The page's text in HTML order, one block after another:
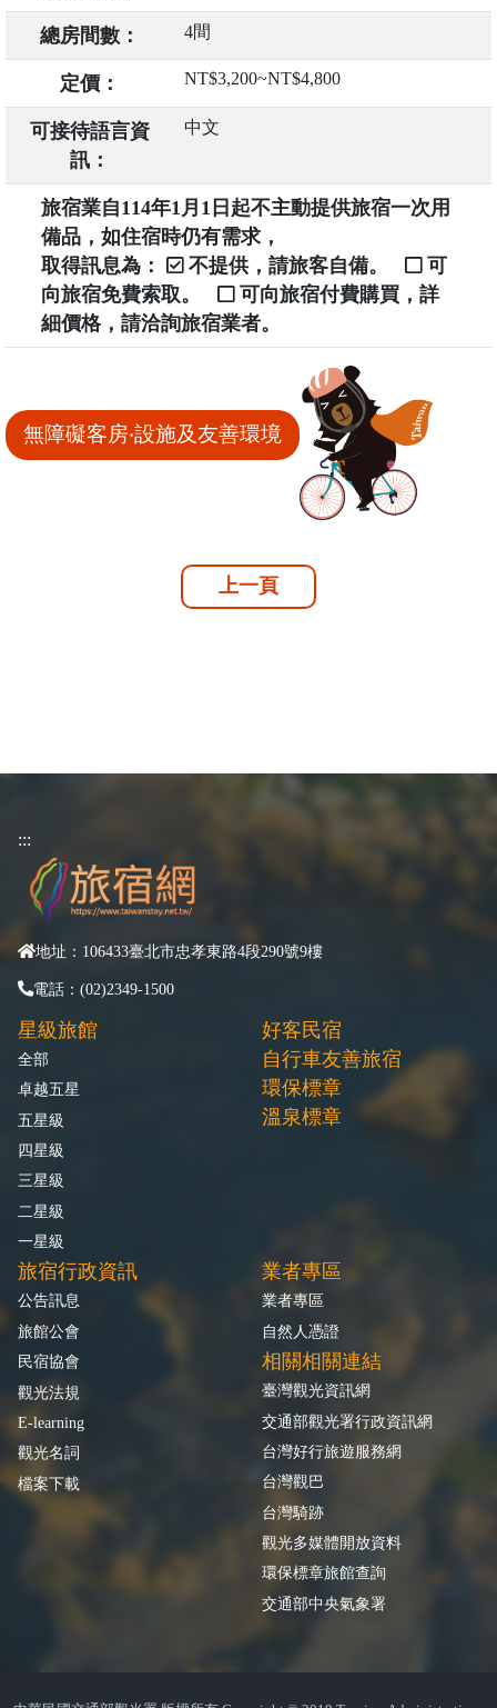
總房間數： 4間
定價： NT$3,200~NT$4,800
可接待語言資
訊：
中文
旅宿業自114年1月1日起不主動提供旅宿一次用
備品，如住宿時仍有需求，
取得訊息為：
不提供，請旅客自備。
可
向旅宿免費索取。
可向旅宿付費購買，詳
細價格，請洽詢旅宿業者。
無障礙客房‧設施及友善環境
上一頁
:::
地址：106433臺北市忠孝東路4段290號9樓
電話：(02)2349-1500
星級旅館
全部
卓越五星
五星級
四星級
三星級
二星級
一星級
好客民宿
自行車友善旅宿
環保標章
溫泉標章
旅宿行政資訊
公告訊息
旅館公會
民宿協會
觀光法規
E-learning
觀光名詞
檔案下載
業者專區
業者專區
自然人憑證
相關相關連結
臺灣觀光資訊網
交通部觀光署行政資訊網
台灣好行旅遊服務網
台灣觀巴
台灣騎跡
觀光多媒體開放資料
環保標章旅館查詢
交通部中央氣象署